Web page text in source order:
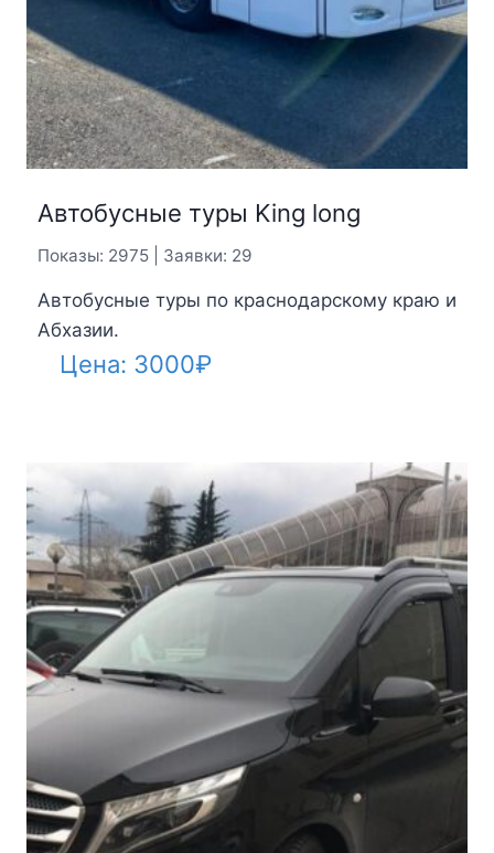
Автобусные туры King long
Показы: 2975 | Заявки: 29
Автобусные туры по краснодарскому краю и
Абхазии.
Цена: 3000₽